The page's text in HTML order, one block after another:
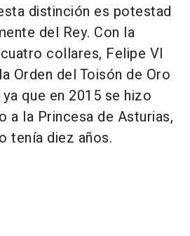
distinción es potestad
del Rey. Con la
collares, Felipe VI
Orden del Toisón de Oro
que en 2015 se hizo
a la Princesa de Asturias,
tenía diez años.